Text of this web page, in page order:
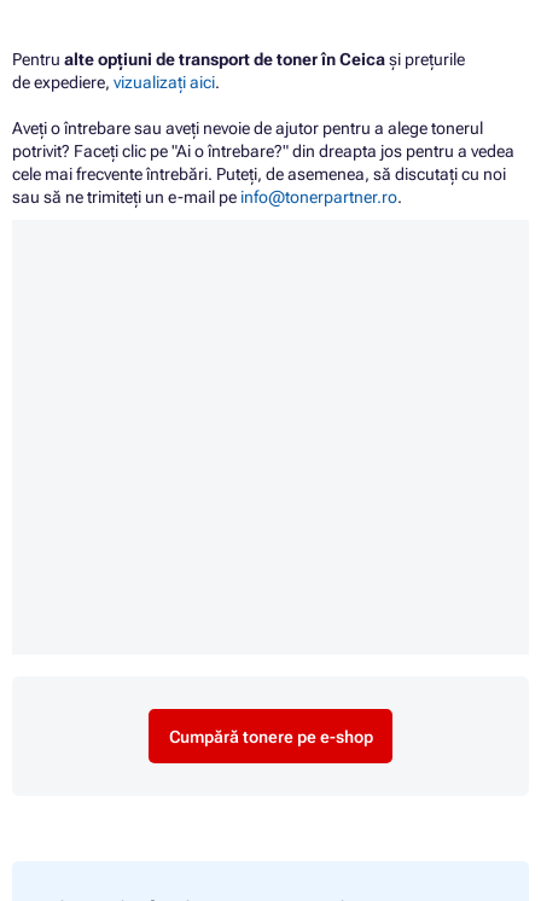
Pentru alte opțiuni de transport de toner în Ceicași prețurile
de expediere, vizualizați aici.
Aveți o întrebare sau aveți nevoie de ajutor pentru a alege tonerul
potrivit? Faceți clic pe "Ai o întrebare?" din dreapta jos pentru a vedea
cele mai frecvente întrebări. Puteți, de asemenea, să discutați cu noi
sau să ne trimiteți un e-mail pe info@tonerpartner.ro.
Cumpără tonere pe e-shop